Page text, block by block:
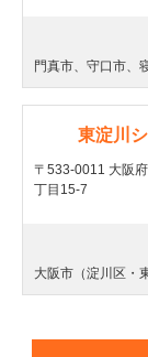
門真市、守口市、
東淀川
〒533-0011 大阪
丁目15-7
大阪市（淀川区・